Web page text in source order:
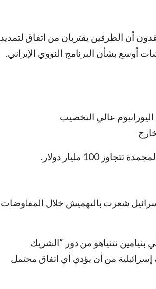
أن الطرفين يقتربان من اتفاق لتمديد
عالي التخصيب
100 مليار دولار.
شعرت بالتهميش خلال المفاوضات
بنيامين نتنياهو من دور “الشريك
من أن يؤدي أي اتفاق محتمل